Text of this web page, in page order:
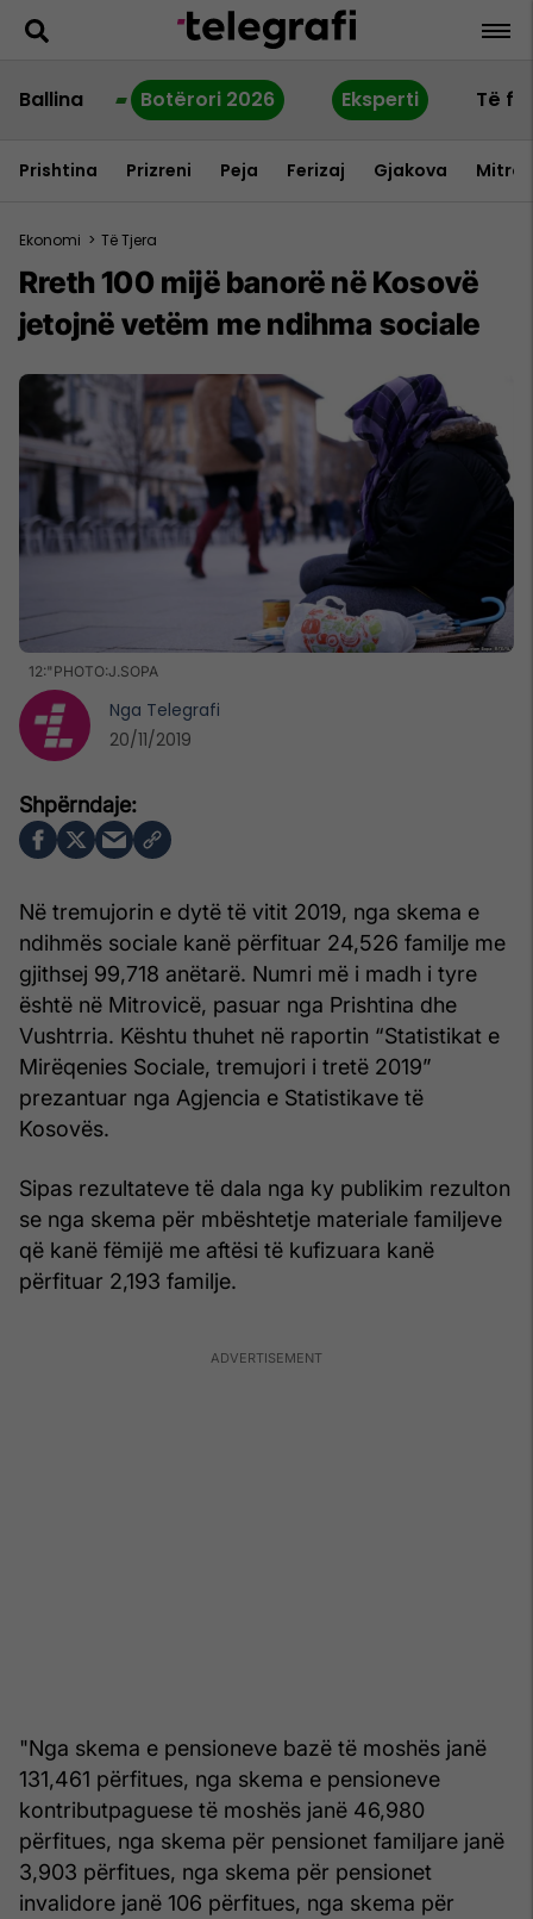
Ballina Botërori 2026 Eksperti Të
Prishtina Prizreni Peja Ferizaj Gjakova
Ekonomi > Të Tjera
Rreth 100 mijë banorë në Kosovë
jetojnë vetëm me ndihma sociale
12:"PHOTO:J.SOPA
Në tremujorin e dytë të vitit 2019, nga skema e
ndihmës sociale kanë përfituar 24,526 familje me
gjithsej 99,718 anëtarë. Numri më i madh i tyre
është në Mitrovicë, pasuar nga Prishtina dhe
Vushtrria. Kështu thuhet në raportin “Statistikat e
Mirëqenies Sociale, tremujori i tretë 2019”
prezantuar nga Agjencia e Statistikave të
Kosovës.
Sipas rezultateve të dala nga ky publikim rezulton
se nga skema për mbështetje materiale familjeve
që kanë fëmijë me aftësi të kufizuara kanë
përfituar 2,193 familje.
"Nga skema e pensioneve bazë të moshës janë
131,461 përfitues, nga skema e pensioneve
kontributpaguese të moshës janë 46,980
përfitues, nga skema për pensionet familjare janë
3,903 përfitues, nga skema për pensionet
invalidore janë 106 përfitues, nga skema për
Nga Telegrafi
20/11/2019